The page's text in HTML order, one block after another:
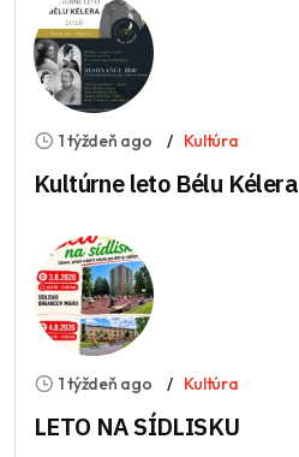
1 týždeň ago Kultúra
Kultúrne leto Bélu Kélera
1 týždeň ago Kultúra
LETO NA SÍDLISKU